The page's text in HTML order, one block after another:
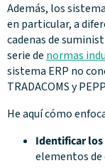
Además, los
en particular, a
cadenas de
serie de normas
sistema ERP no
TRADACOMS y
He aquí cómo
Identificar
elementos de